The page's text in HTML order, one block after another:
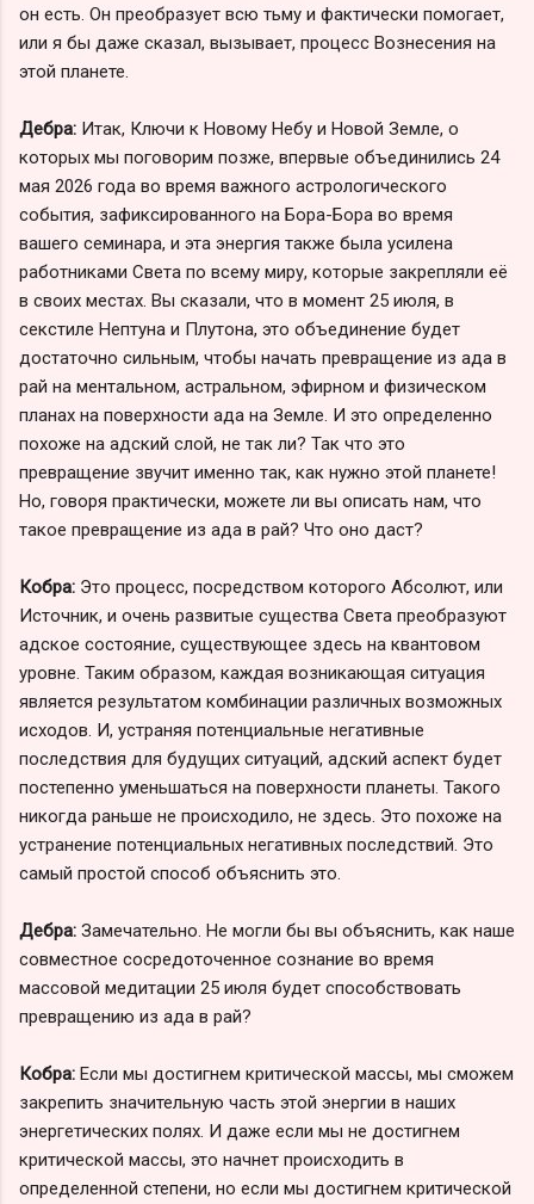
он есть. Он преобразует всю тьму и фактически помогает,
или я бы даже сказал, вызывает, процесс Вознесения на
этой планете.
Дебра: Итак, Ключи к Новому Небу и Новой Земле, о
которых мы поговорим позже, впервые объединились 24
мая 2026 года во время важного астрологического
события, зафиксированного на Бора-Бора во время
вашего семинара, и эта энергия также была усилена
работниками Света по всему миру, которые закрепляли её
в своих местах. Вы сказали, что в момент 25 июля, в
секстиле Нептуна и Плутона, это объединение будет
достаточно сильным, чтобы начать превращение из ада в
рай на ментальном, астральном, эфирном и физическом
планах на поверхности ада на Земле. И это определенно
похоже на адский слой, не так ли? Так что это
превращение звучит именно так, как нужно этой планете!
Но, говоря практически, можете ли вы описать нам, что
такое превращение из ада в рай? Что оно даст?
Кобра: Это процесс, посредством которого Абсолют, или
Источник, и очень развитые существа Света преобразуют
адское состояние, существующее здесь на квантовом
уровне. Таким образом, каждая возникающая ситуация
является результатом комбинации различных возможных
исходов. И, устраняя потенциальные негативные
последствия для будущих ситуаций, адский аспект будет
постепенно уменьшаться на поверхности планеты. Такого
никогда раньше не происходило, не здесь. Это похоже на
устранение потенциальных негативных последствий. Это
самый простой способ объяснить это.
Дебра: Замечательно. Не могли бы вы объяснить, как наше
совместное сосредоточенное сознание во время
массовой медитации 25 июля будет способствовать
превращению из ада в рай?
Кобра: Если мы достигнем критической массы, мы сможем
закрепить значительную часть этой энергии в наших
энергетических полях. И даже если мы не достигнем
критической массы, это начнет происходить в
определенной степени, но если мы достигнем критической